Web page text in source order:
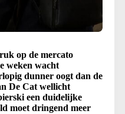
op de mercato
weken wacht
dunner oogt dan de
De Cat wellicht
een duidelijke
moet dringend meer